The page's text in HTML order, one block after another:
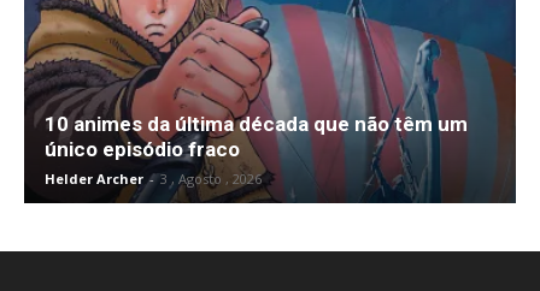
10 animes da última década que não têm um
único episódio fraco
Helder Archer - 3 , Agosto , 2026